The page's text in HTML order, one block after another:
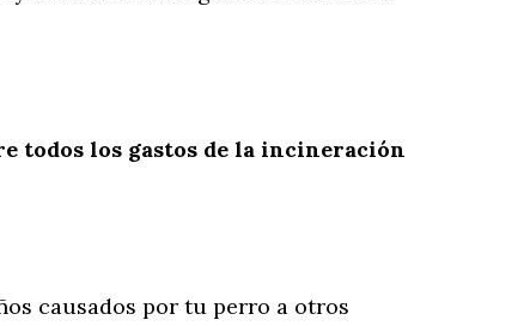
todos los gastos de la incineración
causados por tu perro a otros